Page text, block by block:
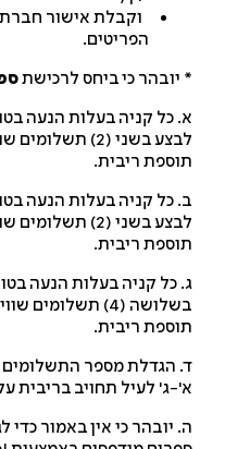
וקבלת אישור חברת
הפריטים.
כי ביחס לרכישתספרים
לבצע בשני (2) תשלומים
ריבית.
לבצע בשני (2) תשלומים
ריבית.
בשלושה (4) תשלומים
ריבית.
הגדלת מספר התשלומים מעבר
ג' לעיל תחויב בריבית על
יובהר כי אין באמור כדי